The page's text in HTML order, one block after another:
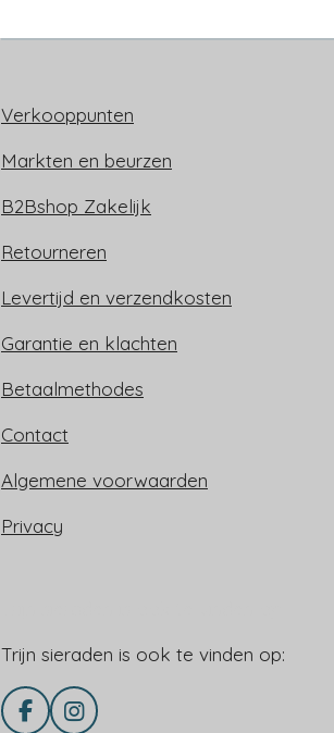
Verkooppunten
Markten en beurzen
B2Bshop Zakelijk
Retourneren
Levertijd en verzendkosten
Garantie en klachten
Betaalmethodes
Contact
Algemene voorwaarden
Privacy
Trijn sieraden is ook te vinden op:
F
I